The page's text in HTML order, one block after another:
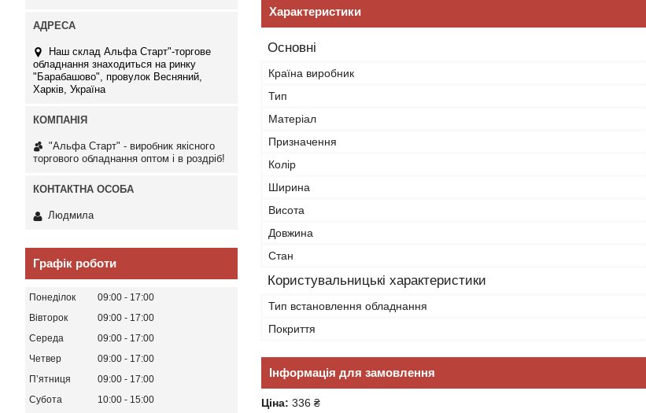
Характеристики
Основні
Країна виробник
Тип
Матеріал
Призначення
Колір
Ширина
Висота
Довжина
Стан
Користувальницькі характеристики
Тип встановлення обладнання
Покриття
Інформація для замовлення
Ціна: 336 ₴
Наш склад Альфа Старт"-торгове
обладнання знаходиться на ринку
"Барабашово", провулок Весняний,
Харків, Україна
"Альфа Старт" - виробник якісного
торгового обладнання оптом і в роздріб!
Людмила
Графік роботи
Понеділок 09:00
17:00
Вівторок
09:00
17:00
Середа
09:00
17:00
Четвер
09:00
17:00
Пʼятниця
09:00
17:00
Субота
10:00
15:00